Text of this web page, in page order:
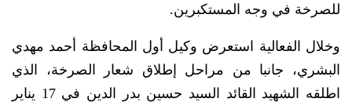
للصرخة في وجه المستكبرين.
وخلال الفعالية استعرض وكيل أول المحافظة أحمد مهدي
البشري، جانبا من مراحل إطلاق شعار الصرخة، الذي
اطلقه الشهيد القائد السيد حسين بدر الدين في 17 يناير